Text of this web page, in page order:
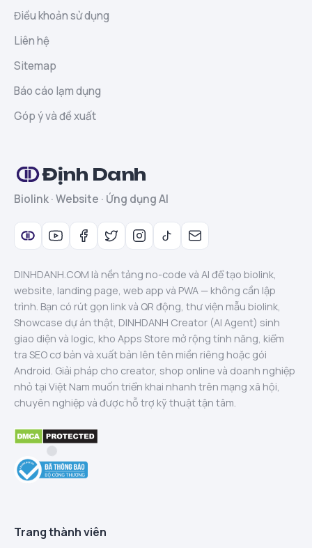
Điều khoản sử dụng
Liên hệ
Sitemap
Báo cáo lạm dụng
Góp ý và đề xuất
Định Danh
Biolink · Website · Ứng dụng AI
DINHDANH.COM là nền tảng no-code và AI để tạo biolink,
website, landing page, web app và PWA — không cần lập
trình. Bạn có rút gọn link và QR động, thư viện mẫu biolink,
Showcase dự án thật, DINHDANH Creator (AI Agent) sinh
giao diện và logic, kho Apps Store mở rộng tính năng, kiểm
tra SEO cơ bản và xuất bản lên tên miền riêng hoặc gói
Android. Giải pháp cho creator, shop online và doanh nghiệp
nhỏ tại Việt Nam muốn triển khai nhanh trên mạng xã hội,
chuyên nghiệp và được hỗ trợ kỹ thuật tận tâm.
Trang thành viên